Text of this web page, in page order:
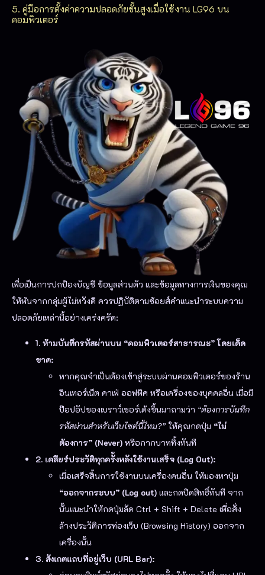
5. คู่มือการตั้งค่าความปลอดภัยขั้นสูงเมื่อใช้งาน LG96 บน
คอมพิวเตอร์
เพื่อเป็นการปกป้องบัญชี ข้อมูลส่วนตัว และข้อมูลทางการเงินของคุณ
ให้พ้นจากกลุ่มผู้ไม่หวังดี ควรปฏิบัติตามช้อยส์คำแนะนำระบบความ
ปลอดภัยเหล่านี้อย่างเคร่งครัด:
1. ห้ามบันทึกรหัสผ่านบน “คอมพิวเตอร์สาธารณะ” โดยเด็ด
ขาด:
หากคุณจำเป็นต้องเข้าสู่ระบบผ่านคอมพิวเตอร์ของร้าน
อินเทอร์เน็ต คาเฟ่ ออฟฟิศ หรือเครื่องของบุคคลอื่น เมื่อมี
ป๊อปอัปของเบราว์เซอร์เด้งขึ้นมาถามว่า “ต้องการบันทึก
รหัสผ่านสำหรับเว็บไซต์นี้ไหม?” ให้คุณกดปุ่ม “ไม่
ต้องการ” (Never) หรือกากบาททิ้งทันที
2. เคลียร์ประวัติทุกครั้งหลังใช้งานเสร็จ (Log Out):
เมื่อเสร็จสิ้นการใช้งานบนเครื่องคนอื่น ให้มองหาปุ่ม
“ออกจากระบบ” (Log out) และกดปิดสิทธิ์ทันที จาก
นั้นแนะนำให้กดปุ่มลัด Ctrl + Shift + Delete เพื่อสั่ง
ล้างประวัติการท่องเว็บ (Browsing History) ออกจาก
เครื่องนั้น
3. สังเกตแถบที่อยู่เว็บ (URL Bar):